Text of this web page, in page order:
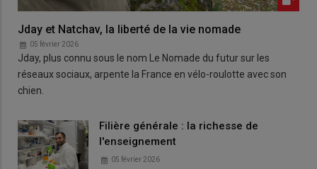
Jday et Natchav, la liberté de la vie nomade
05 février 2026
Jday, plus connu sous le nom Le Nomade du futur sur les
réseaux sociaux, arpente la France en vélo-roulotte avec son
chien.
Filière générale : la richesse de
l'enseignement
05 février 2026